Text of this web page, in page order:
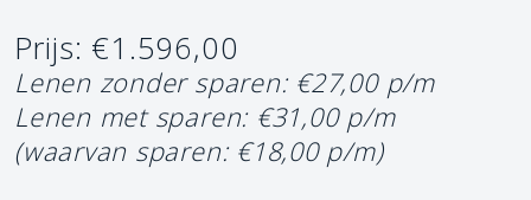
Prijs: €1.596,00
Lenen zonder sparen: €27,00 p/m
Lenen met sparen: €31,00 p/m
(waarvan sparen: €18,00 p/m)